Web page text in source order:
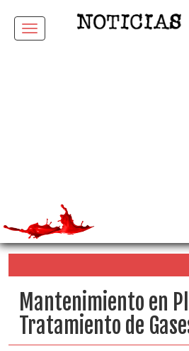
Menu
Mantenimiento en
Tratamiento de